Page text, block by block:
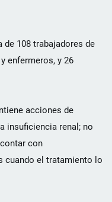
108 trabajadores de
enfermeros, y 26
acciones de
insuficiencia renal; no
con
cuando el tratamiento lo